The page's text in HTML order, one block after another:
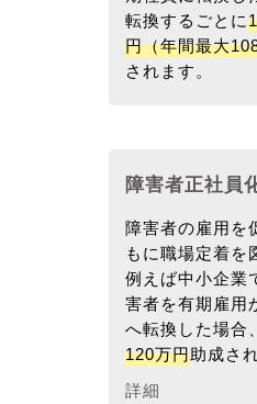
転換するごとに
円（年間最大
されます。
障害者正社員
障害者の雇用を
もに職場定着を
例えば中小企業
害者を有期雇用
へ転換した場合、
120万円助成さ
詳細